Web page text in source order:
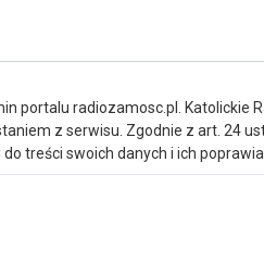
portalu radiozamosc.pl.
z serwisu. Zgodnie z art. 24
treści swoich danych i ich